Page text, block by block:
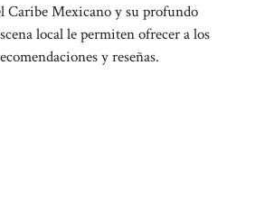
Caribe Mexicano y su profundo
local le permiten ofrecer a los
y reseñas.